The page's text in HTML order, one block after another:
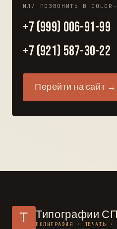
ИЛИ ПОЗВОНИТЬ В COLOR-
+7 (999) 006-91-99
+7 (921) 587-30-22
Перейти на сайт →
Т Типографии
ПОЛИГРАФИЯ · ПЕЧАТЬ ·